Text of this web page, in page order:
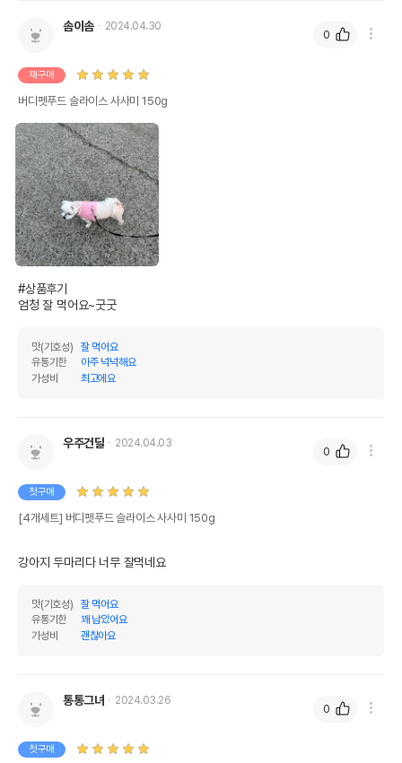
솜이솜 2024.04.30
재구매
버디펫푸드 슬라이스 사사미 150g
#상품후기
엄청 잘 먹어요~굿굿
맛(기호성)
잘 먹어요
유통기한
아주 넉넉해요
가성비
최고에요
0
우주건달 2024.04.03
첫구매
[4개세트] 버디펫푸드 슬라이스 사사미 150g
강아지 두마리다 너무 잘먹네요
맛(기호성)
잘 먹어요
유통기한
꽤 남았어요
가성비
괜찮아요
0
통통그녀 2024.03.26
첫구매
0